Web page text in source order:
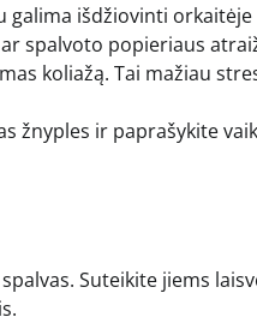
galima išdžiovinti
spalvoto popieriaus
koliažą. Tai mažiau
žnyples ir paprašykite
Suteikite jiems